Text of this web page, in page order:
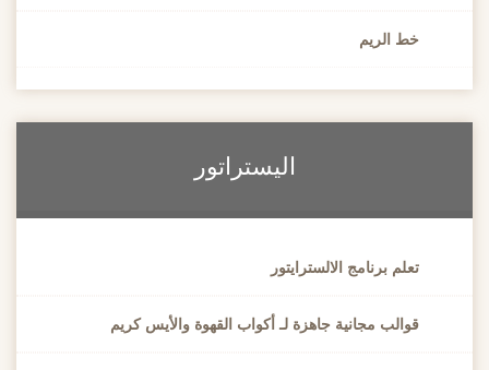
خط الريم
اليستراتور
تعلم برنامج الالسترايتور
قوالب مجانية جاهزة لـ أكواب القهوة والأيس كريم